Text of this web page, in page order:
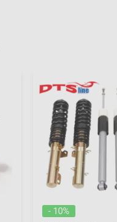
- 10%